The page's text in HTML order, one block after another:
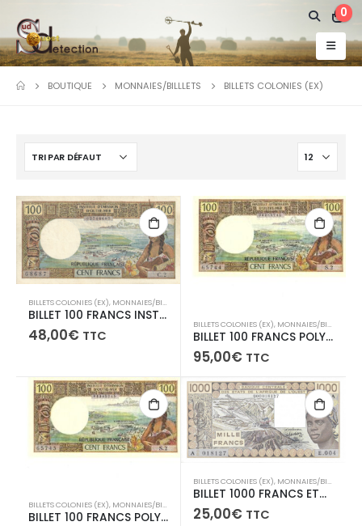
0
BOUTIQUE MONNAIES/BILLLETS BILLETS COLONIES (EX)
BILLETS COLONIES (EX), MONNAIES/BILLLETS
BILLET 100 FRANCS INSTITUT D’EMISSION D’OUTRE -MER Type 1971 NOUVELLE-CALÉDONIE – NOUMEA-
48,00€ TTC
BILLETS COLONIES (EX), MONNAIES/BILLLETS
BILLET 100 FRANCS POLYNESIE FRANCAISE Type 1973 TAHITI – PAPEETE – S2-04265744-
95,00€ TTC
BILLETS COLONIES (EX), MONNAIES/BILLLETS
BILLET 100 FRANCS POLYNESIE FRANCAISE Type 1973 TAHITI – PAPEETE – S2-04265745-
BILLETS COLONIES (EX), MONNAIES/BILLLETS
BILLET 1000 FRANCS ETATS AFRIQUE DE L’OUEST 1981 A -COTE D’IVOIRE-
25,00€ TTC